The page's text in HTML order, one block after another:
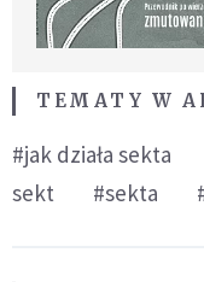
TEMATY W
#jak działa sekta
sekt
#sekta